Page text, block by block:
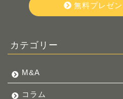
無料プレゼ
カテゴリー
M&A
コラム